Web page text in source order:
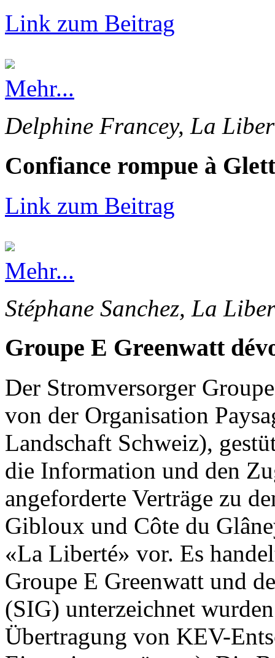
Link zum Beitrag
Mehr...
Delphine Francey, La
Confiance rompue à
Link zum Beitrag
Mehr...
Stéphane Sanchez, La
Groupe E Greenwatt
Der Stromversorger
von der Organisation
Landschaft Schweiz),
die Information und den
angeforderte Verträge zu
Gibloux und Côte du
«La Liberté» vor. Es
Groupe E Greenwatt und
(SIG) unterzeichnet
Übertragung von KEV-